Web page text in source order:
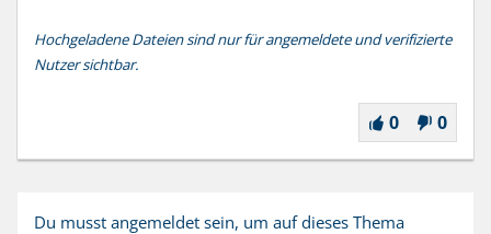
Hochgeladene Dateien sind nur für angemeldete und verifizierte
Nutzer sichtbar.
0 0
Du musst angemeldet sein, um auf dieses Thema